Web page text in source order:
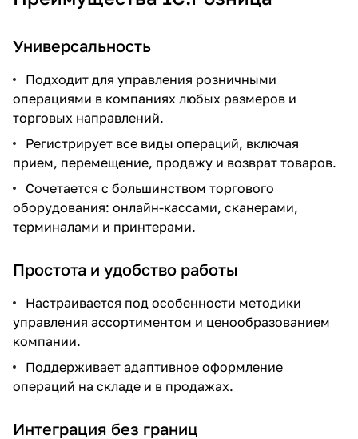
Универсальность
Подходит для управления розничными
операциями в компаниях любых размеров и
торговых направлений.
Регистрирует все виды операций, включая
прием, перемещение, продажу и возврат товаров.
Сочетается с большинством торгового
оборудования: онлайн-кассами, сканерами,
терминалами и принтерами.
Простота и удобство работы
Настраивается под особенности методики
управления ассортиментом и ценообразованием
компании.
Поддерживает адаптивное оформление
операций на складе и в продажах.
Интеграция без границ